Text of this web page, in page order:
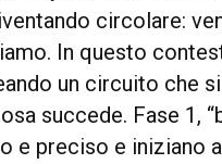
circolare:
In questo
un circuito che
succede. Fase 1,
e preciso e iniziano